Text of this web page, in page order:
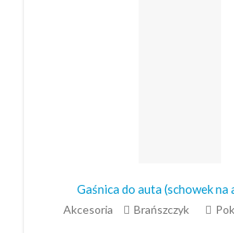
Gaśnica do auta (schowek na
Akcesoria Brańszczyk